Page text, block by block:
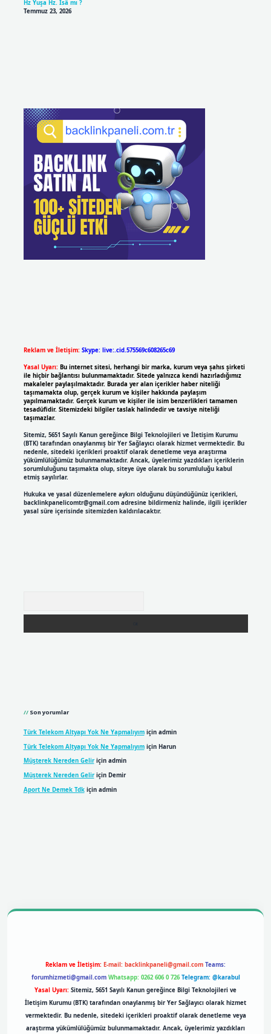
Hz Yuşa Hz. Îsâ mı ?
Temmuz 23, 2026
Reklam ve İletişim: Skype: live:.cid.575569c608265c69
Yasal Uyarı: Bu internet sitesi, herhangi bir marka, kurum veya şahıs şirketi
ile hiçbir bağlantısı bulunmamaktadır. Sitede yalnızca kendi hazırladığımız
makaleler paylaşılmaktadır. Burada yer alan içerikler haber niteliği
taşımamakta olup, gerçek kurum ve kişiler hakkında paylaşım
yapılmamaktadır. Gerçek kurum ve kişiler ile isim benzerlikleri tamamen
tesadüfidir. Sitemizdeki bilgiler taslak halindedir ve tavsiye niteliği
taşımazlar.
Sitemiz, 5651 Sayılı Kanun gereğince Bilgi Teknolojileri ve İletişim Kurumu
(BTK) tarafından onaylanmış bir Yer Sağlayıcı olarak hizmet vermektedir. Bu
nedenle, sitedeki içerikleri proaktif olarak denetleme veya araştırma
yükümlülüğümüz bulunmamaktadır. Ancak, üyelerimiz yazdıkları içeriklerin
sorumluluğunu taşımakta olup, siteye üye olarak bu sorumluluğu kabul
etmiş sayılırlar.
Hukuka ve yasal düzenlemelere aykırı olduğunu düşündüğünüz içerikleri,
backlinkpanelicomtr@gmail.comadresine bildirmeniz halinde, ilgili içerikler
yasal süre içerisinde sitemizden kaldırılacaktır.
Son yorumlar
Türk Telekom Altyapı Yok Ne Yapmalıyımiçin admin
Türk Telekom Altyapı Yok Ne Yapmalıyımiçin Harun
Müşterek Nereden Geliriçin admin
Müşterek Nereden Geliriçin Demir
Aport Ne Demek Tdkiçin admin
Reklam ve İletişim: E-mail: backlinkpaneli@gmail.com Teams:
forumhizmeti@gmail.com Whatsapp: 0262 606 0 726 Telegram: @karabul
Yasal Uyarı: Sitemiz, 5651 Sayılı Kanun gereğince Bilgi Teknolojileri ve
İletişim Kurumu (BTK) tarafından onaylanmış bir Yer Sağlayıcı olarak hizmet
vermektedir. Bu nedenle, sitedeki içerikleri proaktif olarak denetleme veya
araştırma yükümlülüğümüz bulunmamaktadır. Ancak, üyelerimiz yazdıkları